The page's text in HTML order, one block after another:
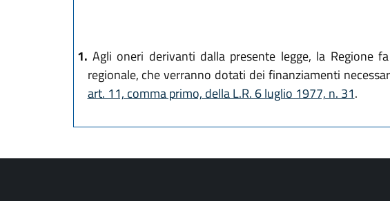
1. Agli oneri derivanti dalla presente legge, la Regione
regionale, che verranno dotati dei finanziamenti
art. 11, comma primo, della L.R. 6 luglio 1977, n. 31.